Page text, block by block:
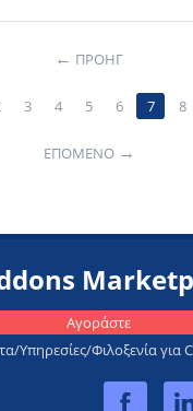
← ΠΡΟΗΓ
3 4 5 6 7 8
ΕΠΌΜΕΝΟ →
Αγοράστε
Υπηρεσίες/Φιλοξενία για